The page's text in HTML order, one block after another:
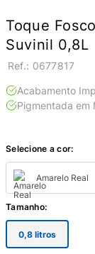
Toque
Suvinil 0,8L
: 0677817
Acabamento
Pigmentada em
Selecione a cor:
Amarelo Real
Tamanho:
0,8 litros